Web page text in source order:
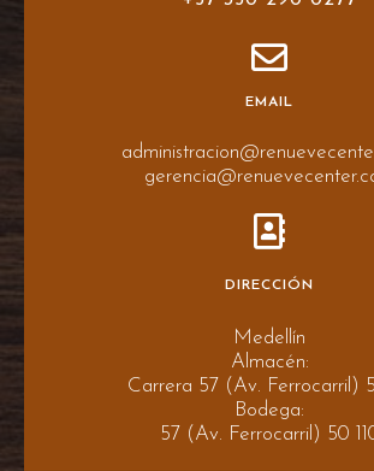
EMAIL
DIRECCIÓN
Medellín
Almacén:
Carrera 57 (Av. Ferrocarril)
Bodega:
57 (Av. Ferrocarril) 50